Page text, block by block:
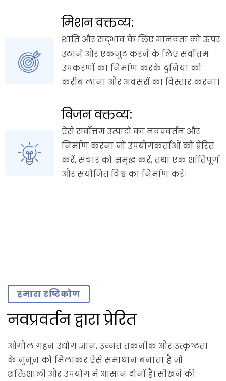
मिशन वक्तव्य:
शांति और सद्भाव के लिए मानवता को ऊपर
उठाने और एकजुट करने के लिए सर्वोत्तम
उपकरणों का निर्माण करके दुनिया को
करीब लाना और अवसरों का विस्तार करना।
विजन वक्तव्य:
ऐसे सर्वोत्तम उत्पादों का नवप्रवर्तन और
निर्माण करना जो उपयोगकर्ताओं को प्रेरित
करें, संचार को समृद्ध करें, तथा एक शांतिपूर्ण
और संयोजित विश्व का निर्माण करें।
हमारा दृष्टिकोण
नवप्रवर्तन द्वारा प्रेरित
ओगौल गहन उद्योग ज्ञान, उन्नत तकनीक और उत्कृष्टता
के जुनून को मिलाकर ऐसे समाधान बनाता है जो
शक्तिशाली और उपयोग में आसान दोनों हैं। सीखने की